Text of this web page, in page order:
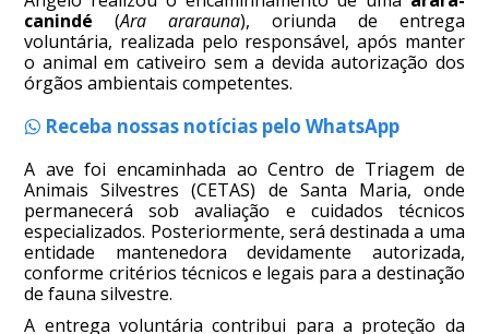
canindé (Ara ararauna), oriunda de entrega
voluntária, realizada pelo responsável, após manter
o animal em cativeiro sem a devida autorização dos
órgãos ambientais competentes.
Receba nossas notícias pelo WhatsApp
A ave foi encaminhada ao Centro de Triagem de
Animais Silvestres (CETAS) de Santa Maria, onde
permanecerá sob avaliação e cuidados técnicos
especializados. Posteriormente, será destinada a uma
entidade mantenedora devidamente autorizada,
conforme critérios técnicos e legais para a destinação
de fauna silvestre.
A entrega voluntária contribui para a proteção da